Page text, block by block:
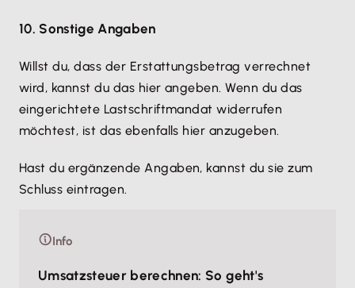
10. Sonstige Angaben
Willst du, dass der Erstattungsbetrag verrechnet
wird, kannst du das hier angeben. Wenn du das
eingerichtete Lastschriftmandat widerrufen
möchtest, ist das ebenfalls hier anzugeben.
Hast du ergänzende Angaben, kannst du sie zum
Schluss eintragen.
Info
Umsatzsteuer berechnen: So geht's